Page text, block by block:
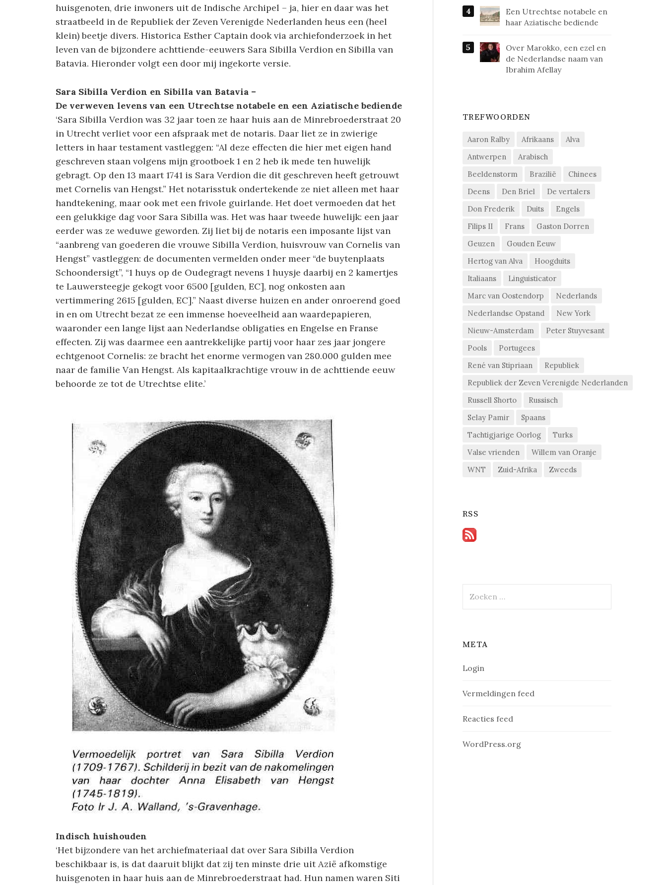
huisgenoten, drie inwoners uit de Indische Archipel – ja, hier en daar was het
straatbeeld in de Republiek der Zeven Verenigde Nederlanden heus een (heel
klein) beetje divers. Historica Esther Captain dook via archiefonderzoek in het
leven van de bijzondere achttiende-eeuwers Sara Sibilla Verdion en Sibilla van
Batavia. Hieronder volgt een door mij ingekorte versie.
Sara Sibilla Verdion en Sibilla van Batavia –
De verweven levens van een Utrechtse notabele en een Aziatische bediende
‘Sara Sibilla Verdion was 32 jaar toen ze haar huis aan de Minrebroederstraat 20
in Utrecht verliet voor een afspraak met de notaris. Daar liet ze in zwierige
letters in haar testament vastleggen: “Al deze effecten die hier met eigen hand
geschreven staan volgens mijn grootboek 1 en 2 heb ik mede ten huwelijk
gebragt. Op den 13 maart 1741 is Sara Verdion die dit geschreven heeft getrouwt
met Cornelis van Hengst.” Het notarisstuk ondertekende ze niet alleen met haar
handtekening, maar ook met een frivole guirlande. Het doet vermoeden dat het
een gelukkige dag voor Sara Sibilla was. Het was haar tweede huwelijk: een jaar
eerder was ze weduwe geworden. Zij liet bij de notaris een imposante lijst van
“aanbreng van goederen die vrouwe Sibilla Verdion, huisvrouw van Cornelis van
Hengst” vastleggen: de documenten vermelden onder meer “de buytenplaats
Schoondersigt”, “1 huys op de Oudegragt nevens 1 huysje daarbij en 2 kamertjes
te Lauwersteegje gekogt voor 6500 [gulden, EC], nog onkosten aan
vertimmering 2615 [gulden, EC].” Naast diverse huizen en ander onroerend goed
in en om Utrecht bezat ze een immense hoeveelheid aan waardepapieren,
waaronder een lange lijst aan Nederlandse obligaties en Engelse en Franse
effecten. Zij was daarmee een aantrekkelijke partij voor haar zes jaar jongere
echtgenoot Cornelis: ze bracht het enorme vermogen van 280.000 gulden mee
naar de familie Van Hengst. Als kapitaalkrachtige vrouw in de achttiende eeuw
behoorde ze tot de Utrechtse elite.’
Indisch huishouden
‘Het bijzondere van het archiefmateriaal dat over Sara Sibilla Verdion
beschikbaar is, is dat daaruit blijkt dat zij ten minste drie uit Azië afkomstige
huisgenoten in haar huis aan de Minrebroederstraat had. Hun namen waren Siti
Een Utrechtse notabele en
haar Aziatische bediende
Over Marokko, een ezel en
de Nederlandse naam van
Ibrahim Afellay
TREFWOORDEN
Aaron Ralby Afrikaans
Alva
Antwerpen
Arabisch
Beeldenstorm
Brazilië
Chinees
Deens
Den Briel
De vertalers
Don Frederik
Duits
Engels
Filips II
Frans
Gaston Dorren
Geuzen
Gouden Eeuw
Hertog van Alva
Hoogduits
Italiaans
Linguisticator
Marc van Oostendorp
Nederlands
Nederlandse Opstand
New York
Nieuw-Amsterdam
Peter Stuyvesant
Pools
Portugees
René van Stipriaan
Republiek
Republiek der Zeven Verenigde Nederlanden
Russell Shorto
Russisch
Selay Pamir
Spaans
Tachtigjarige Oorlog
Turks
Valse vrienden
Willem van Oranje
WNT
Zuid-Afrika Zweeds
RSS
naar:
META
Login
Vermeldingen feed
Reacties feed
WordPress.org